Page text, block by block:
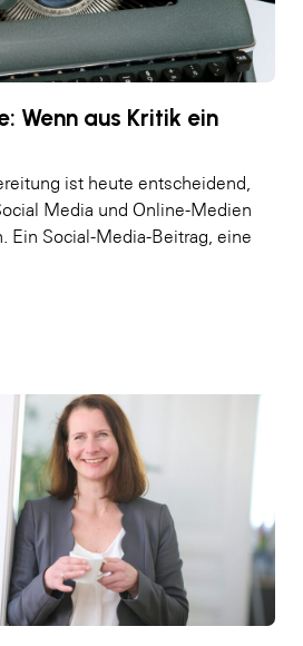
Wenn aus Kritik ein
ist heute entscheidend,
Media und Online-Medien
Ein Social-Media-Beitrag, eine